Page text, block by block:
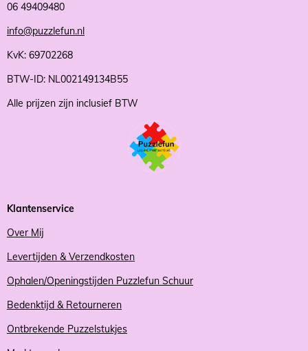
06 49409480
info@puzzlefun.nl
KvK: 69702268
BTW-ID: NL002149134B55
Alle prijzen zijn inclusief BTW
Klantenservice
Over Mij
Levertijden & Verzendkosten
Ophalen/Openingstijden Puzzlefun Schuur
Bedenktijd & Retourneren
Ontbrekende Puzzelstukjes